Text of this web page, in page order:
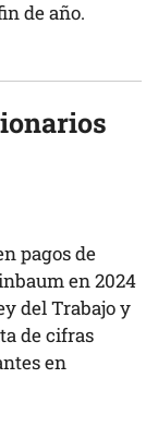
de año.
pagos de
en 2024
del Trabajo y
de cifras
en